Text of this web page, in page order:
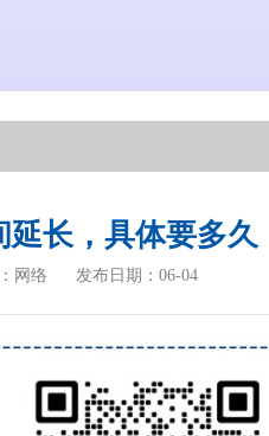
长，具体要多久
网络 发布日期：06-04